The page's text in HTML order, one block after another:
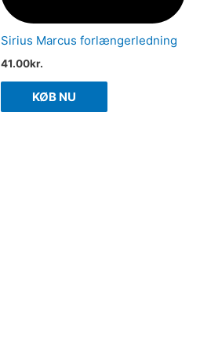
Sirius Marcus forlængerledning
41.00kr.
KØB NU